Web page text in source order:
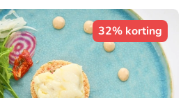
32% korting